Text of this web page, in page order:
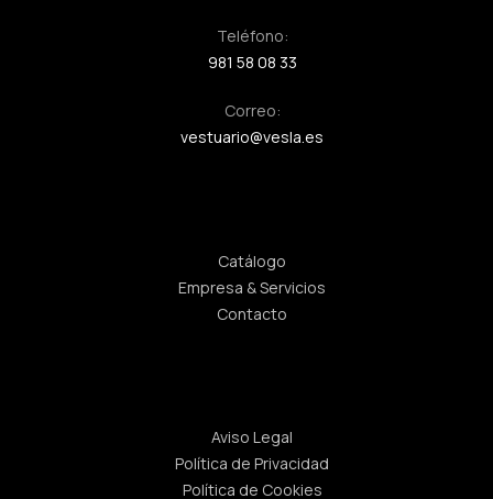
Teléfono:
981 58 08 33
Correo:
vestuario@vesla.es
Catálogo
Empresa & Servicios
Contacto
Aviso Legal
Política de Privacidad
Política de Cookies